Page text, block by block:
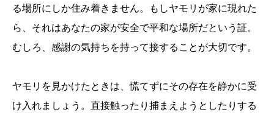
る場所にしか住み着きません。もしヤモリが家に現れた
ら、それはあなたの家が安全で平和な場所だという証。
むしろ、感謝の気持ちを持って接することが大切です。
ヤモリを見かけたときは、慌てずにその存在を静かに受
け入れましょう。直接触ったり捕まえようとしたりする